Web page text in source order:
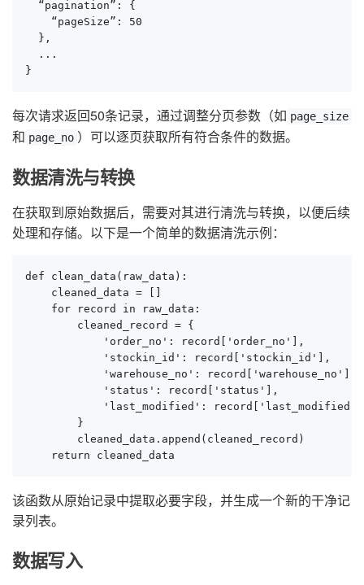
  “pagination”: {
    “pageSize”: 50
  },
  ...
}
每次请求返回50条记录，通过调整分页参数（如 page_size
和 page_no ）可以逐页获取所有符合条件的数据。
数据清洗与转换
在获取到原始数据后，需要对其进行清洗与转换，以便后续
处理和存储。以下是一个简单的数据清洗示例：
def clean_data(raw_data):
    cleaned_data = []
    for record in raw_data:
        cleaned_record = {
            'order_no': record['order_no'],
            'stockin_id': record['stockin_id'],
            'warehouse_no': record['warehouse_no'],
            'status': record['status'],
            'last_modified': record['last_modified']
        }
        cleaned_data.append(cleaned_record)
    return cleaned_data
该函数从原始记录中提取必要字段，并生成一个新的干净记
录列表。
数据写入